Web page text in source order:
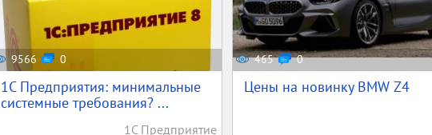
9566 0
1С Предприятия: минимальные
системные требования? ...
1С Предприятие
465 0
Цены на новинку BMW Z4